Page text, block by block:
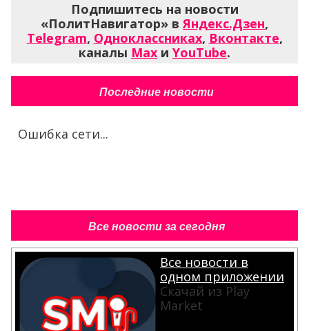
Подпишитесь на новости
«ПолитНавигатор» вЯндекс.Дзен,
Telegram, Одноклассниках, Вконтакте,
каналы Max и YouTube.
Последние новости
Ошибка сети...
Все новости за сегодня
Все новости в
одном приложении
Скачай из Play
Market